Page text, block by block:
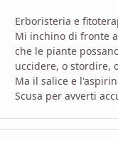
Erboristeria e
Mi inchino di fronte
che le piante
uccidere, o stordire,
Ma il salice e
Scusa per avverti